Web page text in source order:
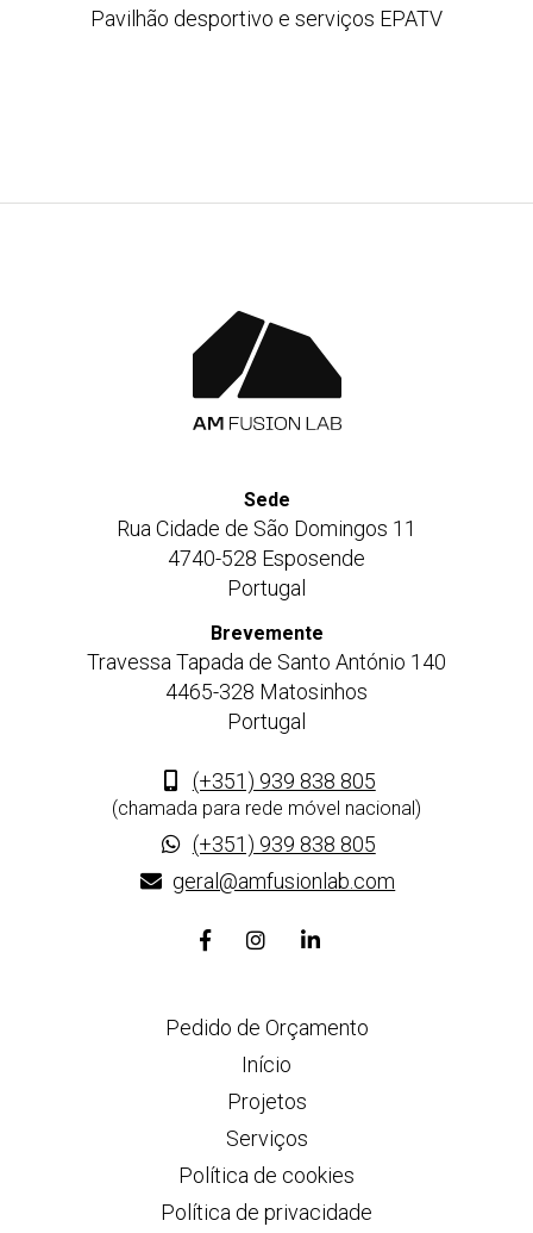
Pavilhão desportivo e serviços EPATV
Sede
Rua Cidade de São Domingos 11
4740-528 Esposende
Portugal
Brevemente
Travessa Tapada de Santo António 140
4465-328 Matosinhos
Portugal
(+351) 939 838 805
(chamada para rede móvel nacional)
(+351) 939 838 805
geral@amfusionlab.com
Link
página
Facebook
Link
página
de
Instagram
Link
página
Pedido de Orçamento
Início
Projetos
Serviços
Política de cookies
Política de privacidade